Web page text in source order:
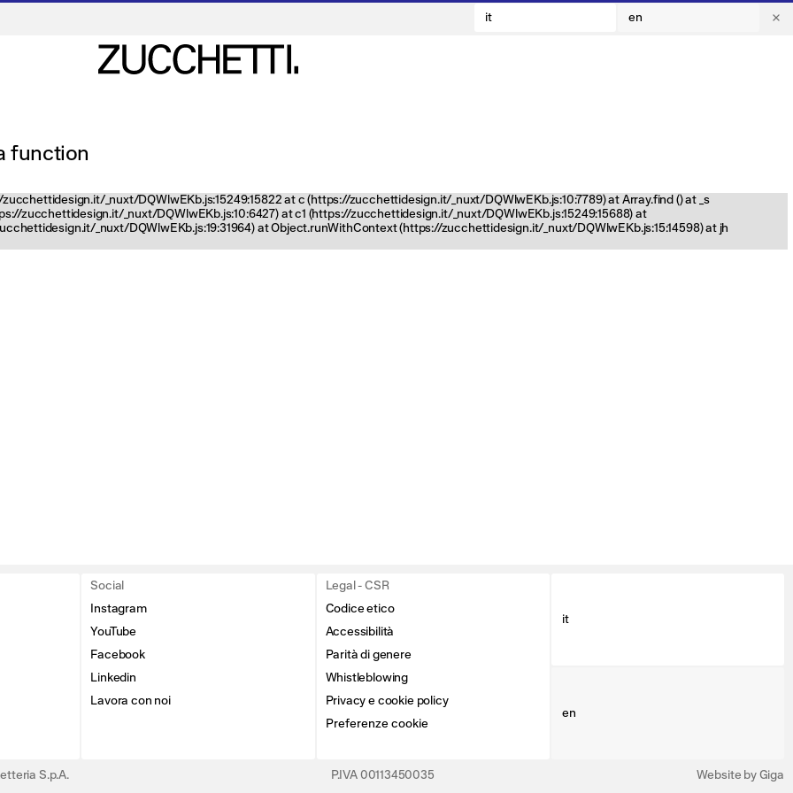
it en
function
_nuxt/DQWlwEKb.js:15249:15822 at c (https://zucchettidesign.it/_nuxt/DQWlwEKb.js:10:7789) at Array.find () at _s
zucchettidesign.it/_nuxt/DQWlwEKb.js:10:6427) at c1 (https://zucchettidesign.it/_nuxt/DQWlwEKb.js:15249:15688) at
_nuxt/DQWlwEKb.js:19:31964) at Object.runWithContext (https://zucchettidesign.it/_nuxt/DQWlwEKb.js:15:14598) at jh
Social
Instagram
YouTube
Facebook
Linkedin
Lavora con noi
Legal - CSR
Codice etico
Accessibilità
Parità di genere
Whistleblowing
Privacy e cookie policy
Preferenze cookie
it
en
S.p.A. P.IVA 00113450035 Website by Giga